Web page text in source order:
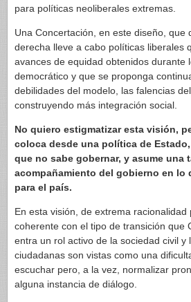
para políticas neoliberales extremas.
Una Concertación, en este diseño,
derecha lleve a cabo políticas liberales
avances de equidad obtenidos durante
democrático y que se proponga
debilidades del modelo, las falencias
construyendo más integración social.
No quiero estigmatizar esta visión,
coloca desde una política de
que no sabe gobernar, y asume una
acompañamiento del gobierno en lo
para el país.
En esta visión, de extrema racionalidad
coherente con el tipo de transición que
entra un rol activo de la sociedad civil y
ciudadanas son vistas como una
escuchar pero, a la vez, normalizar
alguna instancia de diálogo.